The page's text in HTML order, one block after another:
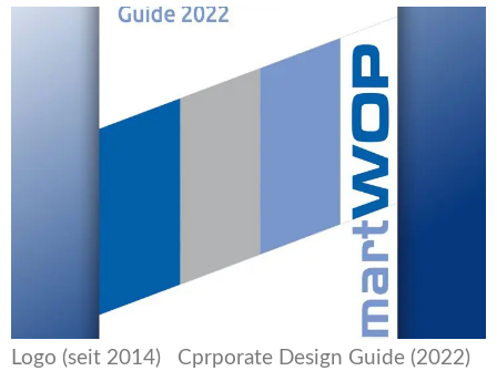
Logo (seit 2014) Cprporate Design Guide (2022)